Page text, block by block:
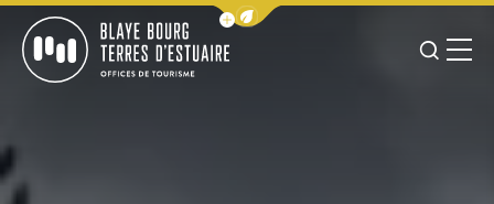
Afficher la barre de navigation
JE
MENU